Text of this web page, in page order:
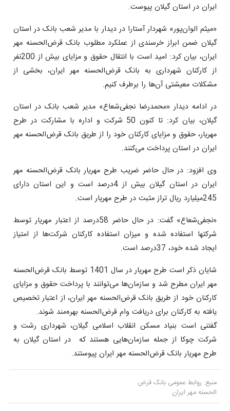
ایران در استان گیلان پیوست.
«میثم الوان‌پور» شهردار آستارا در دیدار با مدیر شعب بانک در استان
گیلان ضمن ابراز خرسندی از عملکرد مطلوب بانک قرض‌‏الحسنه مهر
ایران، بیان کرد: امید است با انتقال حقوق و مزایای بیش از 200نفر
از کارکنان شهرداری به بانک قرض‌‏الحسنه مهر ایران، بخشی از
مشکلات معیشتی آن‌ها را برطرف کنیم.
در ادامه دیدار «محمدرضا نجفی‌شعاع» مدیر شعب بانک در استان
گیلان، بیان کرد: تا کنون 50 شرکت و اداره با مشارکت در طرح
مهریار، حقوق و مزایای کارکنان خود را از طریق بانک قرض‌الحسنه مهر
ایران در استان پرداخت می‌کنند.
وی افزود: در حال حاضر ضریب طرح مهریار بانک قرض‌الحسنه مهر
ایران در استان گیلان بیش از 4درصد است و این استان دارای
245میلیارد ریال تراز مثبت در طرح مهریار است.
«نجفی‌شعاع» گفت: در حال حاضر 58درصد از اعتبار مهریار توسط
شرکت‏‎ها استفاده شده و میزان استفاده کارکنان شرکت‌ها از امتیاز
ایجاد شده خود، 37درصد است.
شایان ذکر است طرح مهریار در سال 1401 توسط بانک قرض‌‏الحسنه
مهر ایران مطرح شد و سازمان‌‏ها می‏‌توانند با پرداخت حقوق و مزایای
کارکنان خود از طریق بانک قرض‌الحسنه مهر ایران، از اعتبار تخصیص
یافته به کارکنان برای دریافت وام قرض‌الحسنه بهره‌‏مند شوند.
گفتنی است بنیاد مسکن انقلاب اسلامی گیلان، شهرداری رشت و
شرکت چوکا از جمله سازمان‌هایی هستند که در استان گیلان به
طرح مهریار بانک قرض‌الحسنه مهر ایران پیوستند.
منبع: روابط عمومی بانک قرض
الحسنه مهر ایران